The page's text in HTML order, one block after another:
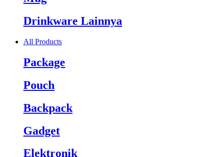
Drinkware Lainnya
All Products
Package
Pouch
Backpack
Gadget
Elektronik